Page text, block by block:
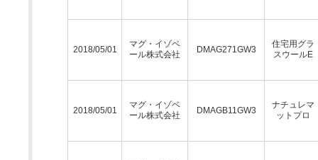
2018/05/01
マグ・イゾベ
ール株式会社
DMAG271GW3
住宅用グラ
スウールE
2018/05/01
マグ・イゾベ
ール株式会社
DMAGB11GW3
ナチュレマ
ットプロ